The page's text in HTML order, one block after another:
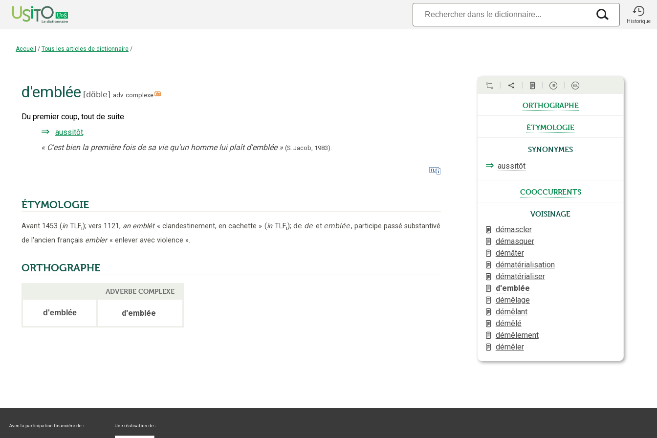
Historique
Accueil / Tous les articles de dictionnaire /
d'emblée [dɑ̃ble] adv. complexe
Du premier coup, tout de suite.
⇒ aussitôt.
« C'est bien la première fois de sa vie qu'un homme lui plaît d'emblée » (S. Jacob, 1983).
ÉTYMOLOGIE
Avant 1453 (in TLFi); vers 1121, an emblét « clandestinement, en cachette » (in TLFi); de de et emblée, participe passé substantivé
de l'ancien français embler « enlever avec violence ».
ORTHOGRAPHE
ADVERBE COMPLEXE
d'emblée d'emblée
orthographe
étymologie
Synonymes
⇒ aussitôt
cooccurrents
Voisinage
démascler
démasquer
démâter
dématérialisation
dématérialiser
d'emblée
démêlage
démêlant
démêlé
démêlement
démêler